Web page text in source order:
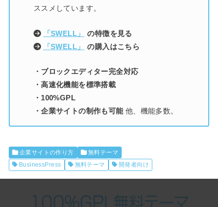
ススメしています。
「SWELL」
の特徴を見る
「SWELL」
の購入はこちら
・ブロックエディター完全対応
・高速化機能を標準搭載
・100%GPL
・企業サイトの制作も可能他、機能多数。
企業サイトの作り方
無料テーマ
BusinessPress
無料テーマ 開発者向け